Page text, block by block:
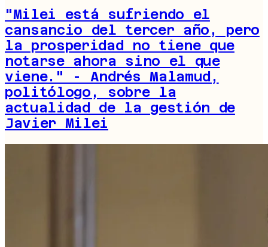
"Milei está sufriendo el
cansancio del tercer año, pero
la prosperidad no tiene que
notarse ahora sino el que
viene." - Andrés Malamud,
politólogo, sobre la
actualidad de la gestión de
Javier Milei